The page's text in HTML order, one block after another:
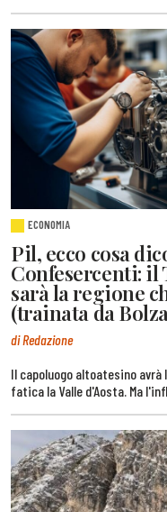
ECONOMIA
Pil, ecco cosa
Confesercenti:
sarà la regione
(trainata da
di Redazione
Il capoluogo altoatesino
fatica la Valle d'Aosta. Ma